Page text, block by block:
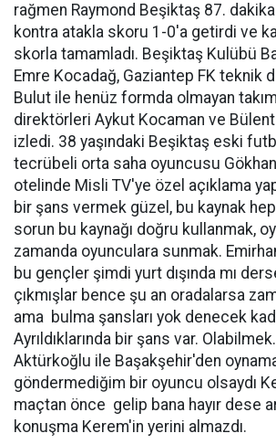
rağmen Raymond Beşiktaş 87.
kontra atakla skoru 1-0'a getirdi ve
skorla tamamladı. Beşiktaş Kulübü
Emre Kocadağ, Gaziantep FK teknik
Bulut ile henüz formda olmayan
direktörleri Aykut Kocaman ve Bülent
izledi. 38 yaşındaki Beşiktaş eski
tecrübeli orta saha oyuncusu
otelinde Misli TV'ye özel açıklama
bir şans vermek güzel, bu kaynak
sorun bu kaynağı doğru kullanmak,
zamanda oyunculara sunmak.
bu gençler şimdi yurt dışında mı
çıkmışlar bence şu an oradalarsa
ama bulma şansları yok denecek
Ayrıldıklarında bir şans var.
Aktürkoğlu ile Başakşehir'den
göndermediğim bir oyuncu olsaydı
maçtan önce gelip bana hayır dese
konuşma Kerem'in yerini almazdı.